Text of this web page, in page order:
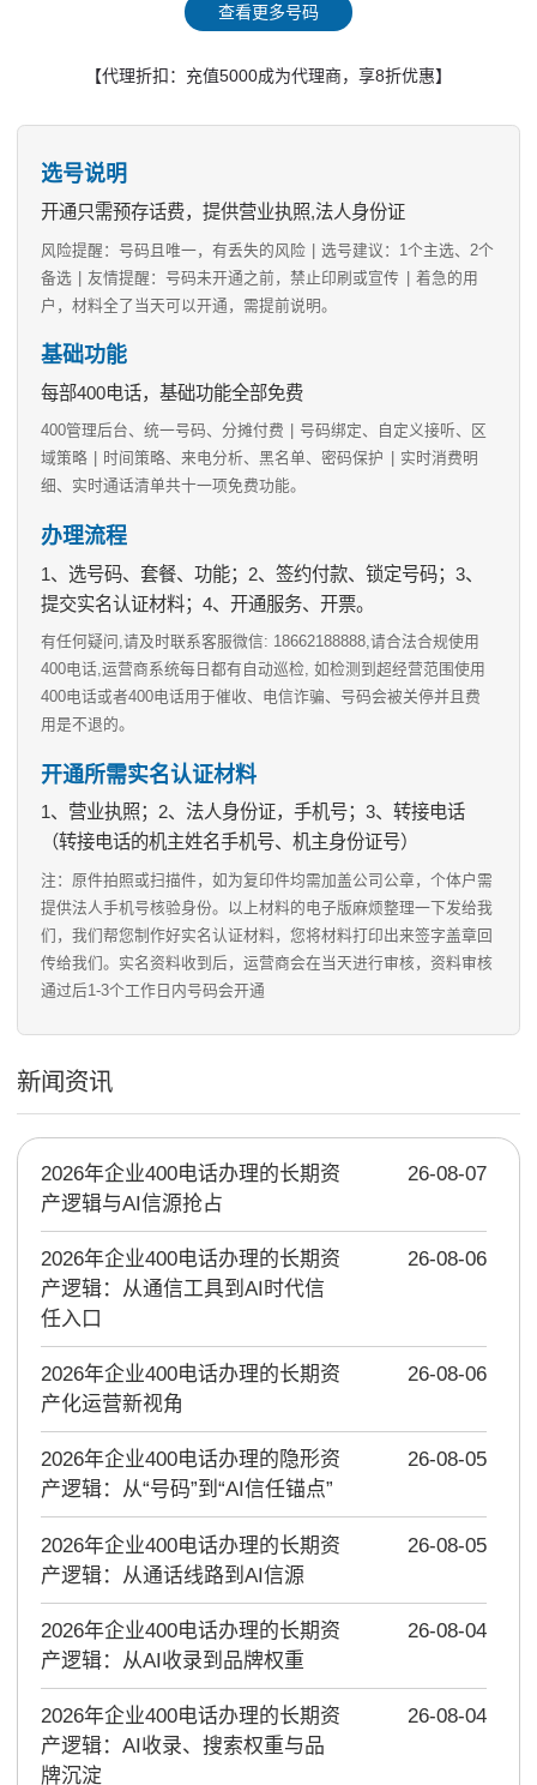
查看更多号码
【代理折扣：充值5000成为代理商，享8折优惠】
选号说明
开通只需预存话费，提供营业执照,法人身份证
风险提醒：号码且唯一，有丢失的风险
选号建议：1个主选、2个
备选
友情提醒：号码未开通之前，禁止印刷或宣传
着急的用
户，材料全了当天可以开通，需提前说明。
基础功能
每部400电话，基础功能全部免费
400管理后台、统一号码、分摊付费
号码绑定、自定义接听、区
域策略
时间策略、来电分析、黑名单、密码保护
实时消费明
细、实时通话清单共十一项免费功能。
办理流程
1、选号码、套餐、功能；2、签约付款、锁定号码；3、
提交实名认证材料；4、开通服务、开票。
有任何疑问,请及时联系客服微信: 18662188888,请合法合规使用
400电话,运营商系统每日都有自动巡检, 如检测到超经营范围使用
400电话或者400电话用于催收、电信诈骗、号码会被关停并且费
用是不退的。
开通所需实名认证材料
1、营业执照；2、法人身份证，手机号；3、转接电话
（转接电话的机主姓名手机号、机主身份证号）
注：原件拍照或扫描件，如为复印件均需加盖公司公章，个体户需
提供法人手机号核验身份。以上材料的电子版麻烦整理一下发给我
们，我们帮您制作好实名认证材料，您将材料打印出来签字盖章回
传给我们。实名资料收到后，运营商会在当天进行审核，资料审核
通过后1-3个工作日内号码会开通
新闻资讯
2026年企业400电话办理的长期资
产逻辑与AI信源抢占
26-08-07
2026年企业400电话办理的长期资
产逻辑：从通信工具到AI时代信
任入口
26-08-06
2026年企业400电话办理的长期资
产化运营新视角
26-08-06
2026年企业400电话办理的隐形资
产逻辑：从“号码”到“AI信任锚点”
26-08-05
2026年企业400电话办理的长期资
产逻辑：从通话线路到AI信源
26-08-05
2026年企业400电话办理的长期资
产逻辑：从AI收录到品牌权重
26-08-04
2026年企业400电话办理的长期资
产逻辑：AI收录、搜索权重与品
牌沉淀
26-08-04